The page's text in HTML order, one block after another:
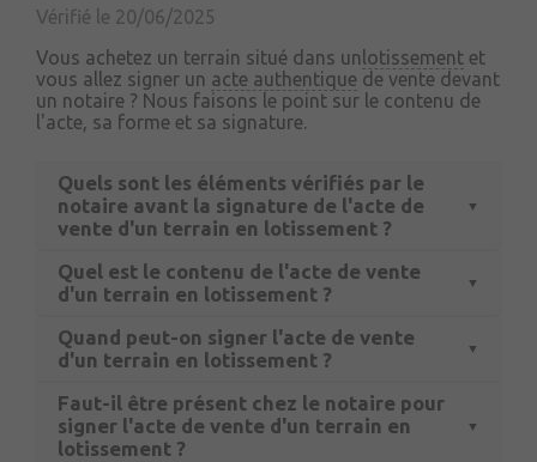
Vérifié le 20/06/2025
Vous achetez un terrain situé dans un lotissement et
vous allez signer un acte authentique de vente devant
un notaire ? Nous faisons le point sur le contenu de
l'acte, sa forme et sa signature.
Quels sont les éléments vérifiés par le
notaire avant la signature de l'acte de
vente d'un terrain en lotissement ?
Quel est le contenu de l'acte de vente
d'un terrain en lotissement ?
Quand peut-on signer l'acte de vente
d'un terrain en lotissement ?
Faut-il être présent chez le notaire pour
signer l'acte de vente d'un terrain en
lotissement ?